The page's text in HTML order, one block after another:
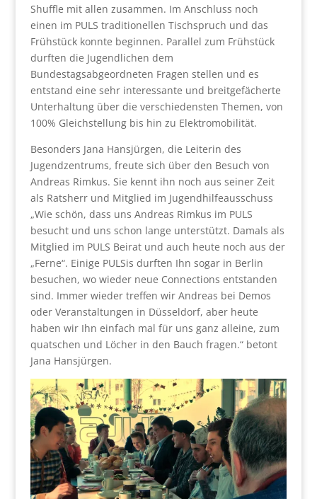
Shuffle mit allen zusammen. Im Anschluss noch
einen im PULS traditionellen Tischspruch und das
Frühstück konnte beginnen. Parallel zum Frühstück
durften die Jugendlichen dem
Bundestagsabgeordneten Fragen stellen und es
entstand eine sehr interessante und breitgefächerte
Unterhaltung über die verschiedensten Themen, von
100% Gleichstellung bis hin zu Elektromobilität.
Besonders Jana Hansjürgen, die Leiterin des
Jugendzentrums, freute sich über den Besuch von
Andreas Rimkus. Sie kennt ihn noch aus seiner Zeit
als Ratsherr und Mitglied im Jugendhilfeausschuss
„Wie schön, dass uns Andreas Rimkus im PULS
besucht und uns schon lange unterstützt. Damals als
Mitglied im PULS Beirat und auch heute noch aus der
„Ferne“. Einige PULSis durften Ihn sogar in Berlin
besuchen, wo wieder neue Connections entstanden
sind. Immer wieder treffen wir Andreas bei Demos
oder Veranstaltungen in Düsseldorf, aber heute
haben wir Ihn einfach mal für uns ganz alleine, zum
quatschen und Löcher in den Bauch fragen.“ betont
Jana Hansjürgen.